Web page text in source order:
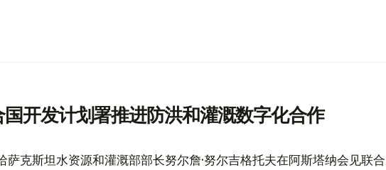
开发计划署推进防洪和灌溉数字化合作
萨克斯坦水资源和灌溉部部长努尔詹·努尔吉格托夫在阿斯塔纳会见联合